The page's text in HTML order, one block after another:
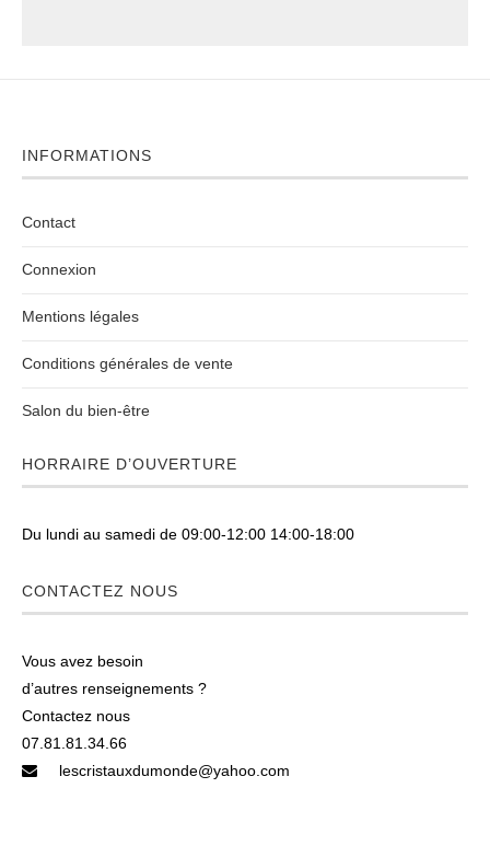
INFORMATIONS
Contact
Connexion
Mentions légales
Conditions générales de vente
Salon du bien-être
HORRAIRE D’OUVERTURE
Du lundi au samedi de 09:00-12:00 14:00-18:00
CONTACTEZ NOUS
Vous avez besoin
d’autres renseignements ?
Contactez nous
07.81.81.34.66
lescristauxdumonde@yahoo.com